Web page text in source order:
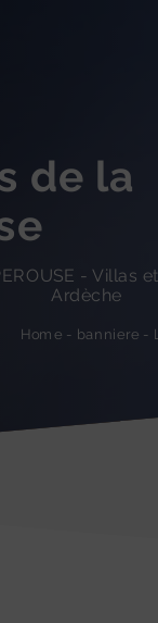
de la
- Villas
Ardèche
Home - banniere -